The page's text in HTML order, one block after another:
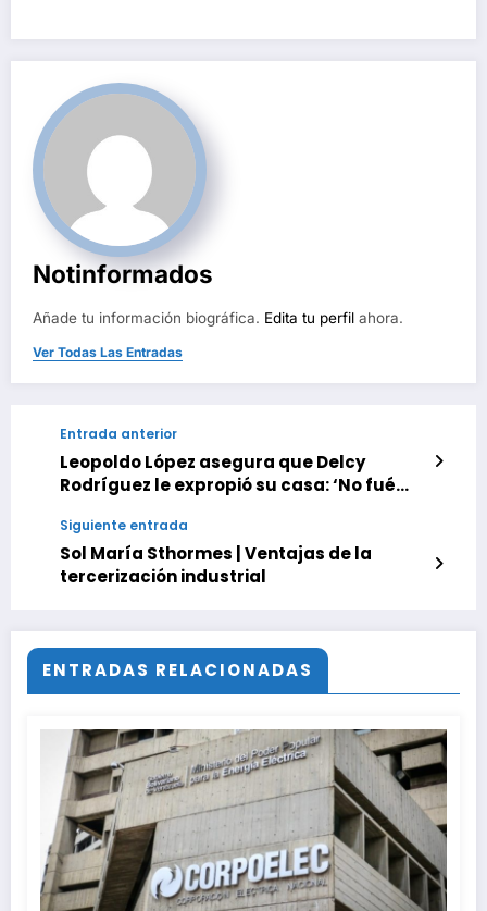
Notinformados
Añade tu información biográfica. Edita tu perfil ahora.
Ver Todas Las Entradas
Entrada anterior
Leopoldo López asegura que Delcy
Rodríguez le expropió su casa: ‘No fué
Siguiente entrada
Sol María Sthormes | Ventajas de la
tercerización industrial
ENTRADAS RELACIONADAS